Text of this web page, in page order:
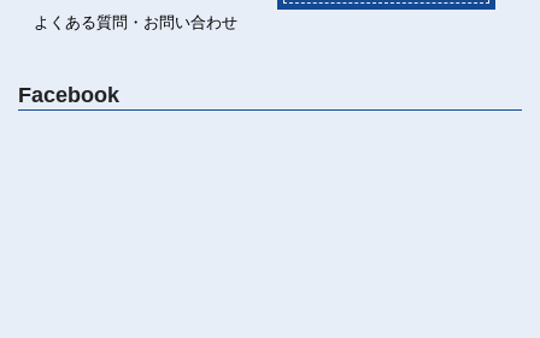
よくある質問・お問い合わせ
Facebook